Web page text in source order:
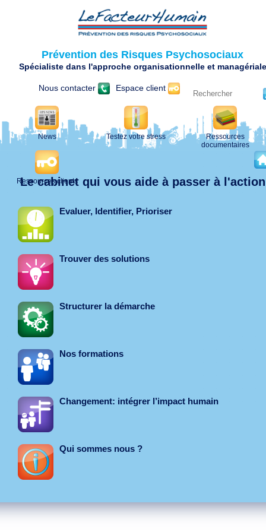
Prévention des Risques Psychosociaux
Spécialiste dans l'approche organisationnelle et managériale
Espace client
Nous contacter
News Testez votre stress
Ressources
documentaires
Ressources clients
Le cabinet qui vous aide à passer à l'action
Evaluer, Identifier, Prioriser
Trouver des solutions
Structurer la démarche
Nos formations
Changement: intégrer l’impact humain
Qui sommes nous ?